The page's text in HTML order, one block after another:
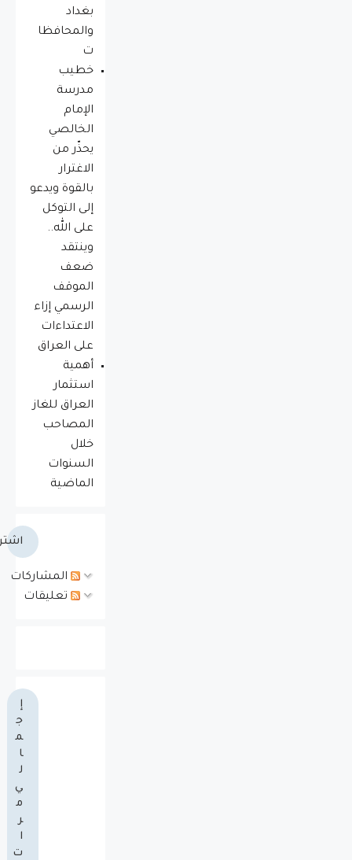
بغداد
والمحافظا
ت
خطيب
مدرسة
الإمام
الخالصي
يحذّر من
الاغترار
بالقوة ويدعو
إلى التوكل
على الله..
وينتقد
ضعف
الموقف
الرسمي إزاء
الاعتداءات
على العراق
أهمية
استثمار
العراق للغاز
المصاحب
خلال
السنوات
الماضية
المشاركات
تعليقات
إ
ج
م
ا
ل
ي
م
ر
ا
ت